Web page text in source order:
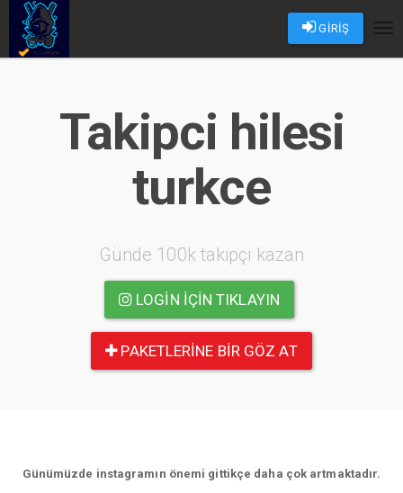
GİRİŞ
Takipci hilesi
turkce
Günde 100k takipçi kazan
LOGIN IÇIN TIKLAYIN
PAKETLERINE BIR GÖZ AT
Günümüzde instagramın önemi gittikçe daha çok artmaktadır.